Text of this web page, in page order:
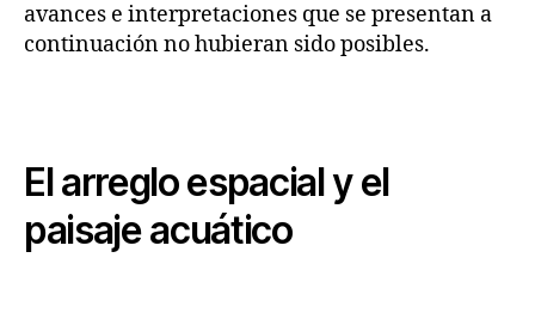
avances e interpretaciones que se presentan a
continuación no hubieran sido posibles.
El arreglo espacial y el
paisaje acuático